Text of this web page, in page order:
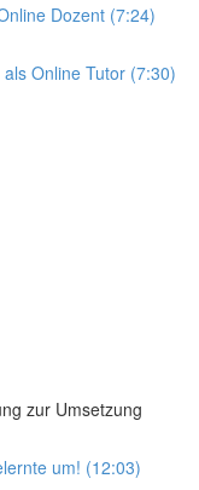
Dozent (7:24)
Online Tutor (7:30)
zur Umsetzung
um! (12:03)